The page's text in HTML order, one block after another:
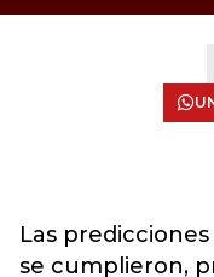
Las
se cumplieron,